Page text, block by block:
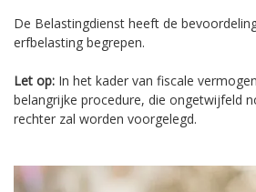
De Belastingdienst heeft de
erfbelasting begrepen.
Let op: In het kader van fiscale
belangrijke procedure, die ongetwijfeld
rechter zal worden voorgelegd.